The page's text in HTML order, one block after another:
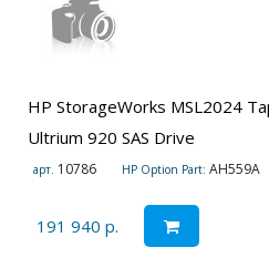
HP StorageWorks MSL2024
Ultrium 920 SAS Drive
арт. 10786 HP Option Part: AH559A
191 940 р.